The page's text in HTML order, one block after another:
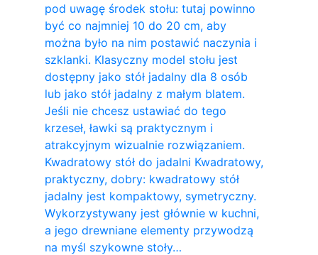
pod uwagę środek stołu: tutaj powinno
być co najmniej 10 do 20 cm, aby
można było na nim postawić naczynia i
szklanki. Klasyczny model stołu jest
dostępny jako stół jadalny dla 8 osób
lub jako stół jadalny z małym blatem.
Jeśli nie chcesz ustawiać do tego
krzeseł, ławki są praktycznym i
atrakcyjnym wizualnie rozwiązaniem.
Kwadratowy stół do ​​jadalni Kwadratowy,
praktyczny, dobry: kwadratowy stół
jadalny jest kompaktowy, symetryczny.
Wykorzystywany jest głównie w kuchni,
a jego drewniane elementy przywodzą
na myśl szykowne stoły…